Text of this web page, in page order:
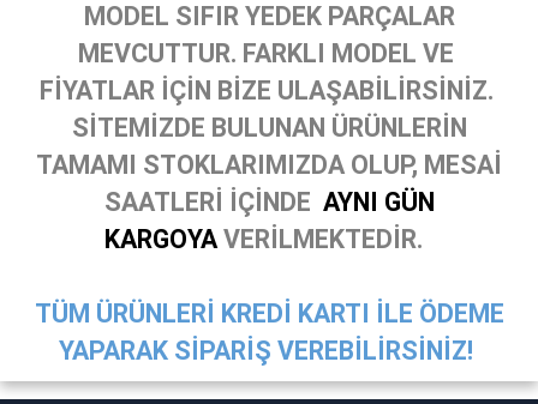
MODEL SIFIR YEDEK PARÇALAR
MEVCUTTUR. FARKLI MODEL VE
FİYATLAR İÇİN BİZE ULAŞABİLİRSİNİZ.
SİTEMİZDE BULUNAN ÜRÜNLERİN
TAMAMI STOKLARIMIZDA OLUP, MESAİ
SAATLERİ İÇİNDE AYNI GÜN
KARGOYA VERİLMEKTEDİR.
TÜM ÜRÜNLERİ KREDİ KARTI İLE ÖDEME
YAPARAK SİPARİŞ VEREBİLİRSİNİZ!